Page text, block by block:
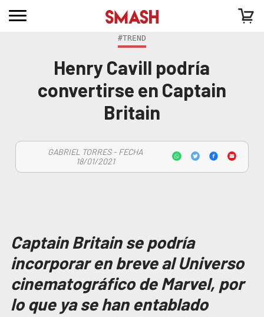
#TREND
Henry Cavill podría
convertirse en Captain
Britain
GABRIEL TORRES - FECHA
18/01/2021
Captain Britain se podría
incorporar en breve al Universo
cinematográfico de Marvel, por
lo que ya se han entablado